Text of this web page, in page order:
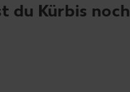
du Kürbis